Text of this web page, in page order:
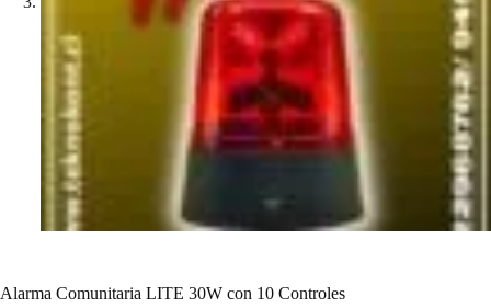
Alarma Comunitaria LITE 30W con 10 Controles